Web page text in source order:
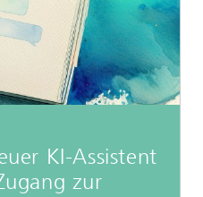
KI-Assistent
zur